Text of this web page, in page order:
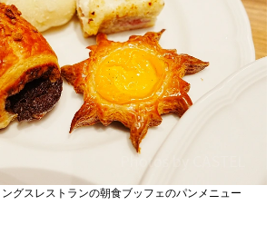
グスレストランの朝食ブッフェのパンメニュー